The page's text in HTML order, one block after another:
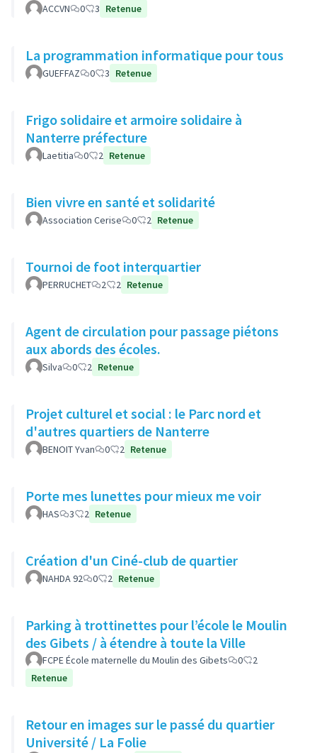
ACCVN 0 3 Retenue
La programmation informatique pour tous
GUEFFAZ 0 3 Retenue
Frigo solidaire et armoire solidaire à
Nanterre préfecture
Laetitia 0 2 Retenue
Bien vivre en santé et solidarité
Association Cerise 0 2 Retenue
Tournoi de foot interquartier
PERRUCHET 2 2 Retenue
Agent de circulation pour passage piétons
aux abords des écoles.
Silva 0 2 Retenue
Projet culturel et social : le Parc nord et
d'autres quartiers de Nanterre
BENOIT Yvan 0 2 Retenue
Porte mes lunettes pour mieux me voir
HAS 3 2 Retenue
Création d'un Ciné-club de quartier
NAHDA 92 0 2 Retenue
Parking à trottinettes pour l’école le Moulin
des Gibets / à étendre à toute la Ville
FCPE École maternelle du Moulin des Gibets 0
2
Retenue
Retour en images sur le passé du quartier
Université / La Folie